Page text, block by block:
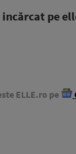
incărcat pe
ELLE.ro pe